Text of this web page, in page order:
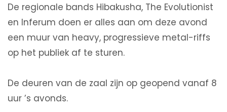
De regionale bands Hibakusha, The Evolutionist
en Inferum doen er alles aan om deze avond
een muur van heavy, progressieve metal-riffs
op het publiek af te sturen.
De deuren van de zaal zijn op geopend vanaf 8
uur ’s avonds.